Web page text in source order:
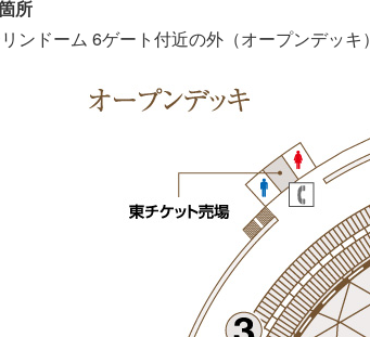
所
ンドーム 6ゲート付近の外（オープンデッキ）